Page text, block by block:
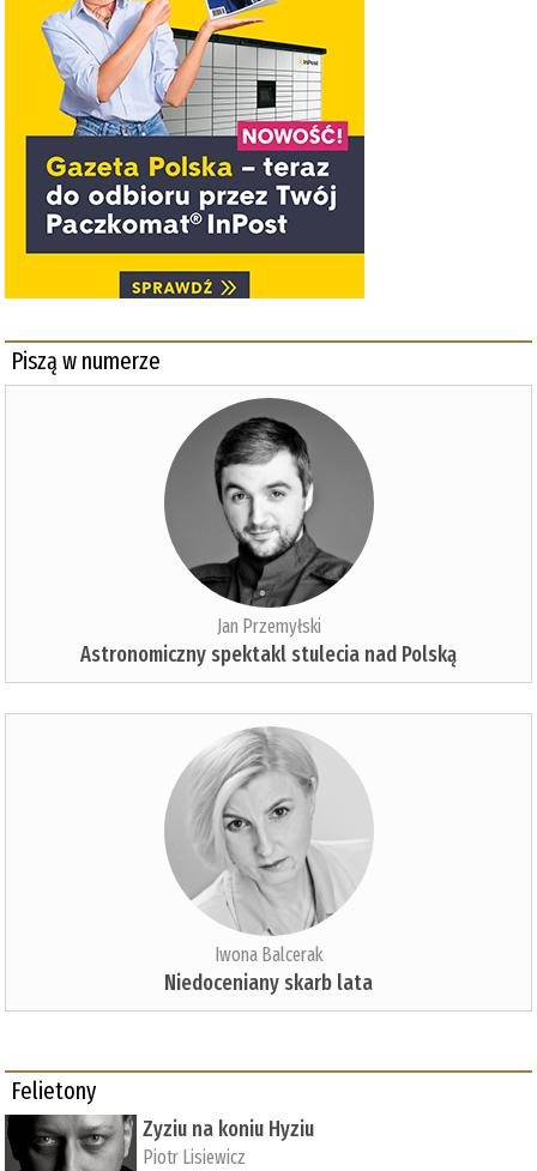
Piszą w numerze
Jan Przemyłski
Astronomiczny spektakl stulecia nad Polską
Iwona Balcerak
Niedoceniany skarb lata
Felietony
Zyziu na koniu Hyziu
Piotr Lisiewicz